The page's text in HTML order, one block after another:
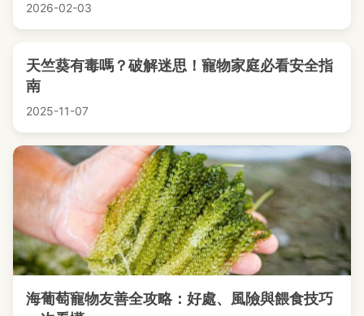
2026-02-03
天竺葵有毒嗎？破解迷思！寵物家庭必看安全指
南
2025-11-07
海葡萄寵物友善全攻略：好處、風險與餵食技巧